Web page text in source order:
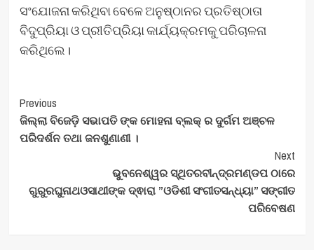
ସଂଯୋଜନା କରିଥିବା ବେଳେ ଅନୁଷ୍ଠାନର ପ୍ରତିଷ୍ଠାତା
ବିଦୁପ୍ରିୟା ଓ ପ୍ରୀତିପ୍ରିୟା କାର୍ଯ୍ୟକ୍ରମକୁ ପରିଚାଳନା
କରିଥିଲେ।
Post
Navigation
Previous
ଜିଲ୍ଲା ବିଜେଡ଼ି ସଭାପତି ଙ୍କ ମୋହନା ବ୍ଲକ୍ ର ଦୁର୍ଗମ ଅଞ୍ଚଳ
ପରିଦର୍ଶନ ତଥା ଜନଶୁଣାଣୀ ।
Next
ଭୁବନେଶ୍ୱର ସ୍ଥିତରବୀନ୍ଦ୍ରମଣ୍ଡପ ଠାରେ
ଗୁରୁରଘୁନାଥଓସାଥୀଙ୍କ ଦ୍ଵାରା ”ଓଡିଶୀ ସଂଗୀତସନ୍ଧ୍ୟା” ସଙ୍ଗୀତ
ପରିବେଷଣ